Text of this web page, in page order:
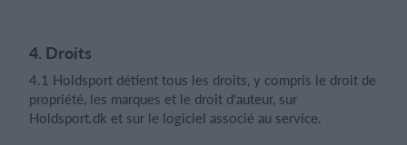
4. Droits
4.1 Holdsport détient tous les droits, y compris le droit de
propriété, les marques et le droit d'auteur, sur
Holdsport.dk et sur le logiciel associé au service.